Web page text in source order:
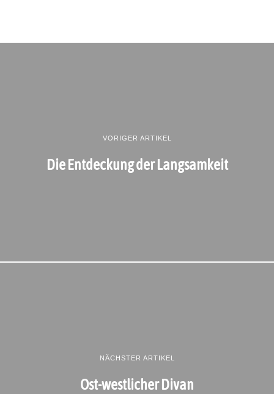
VORIGER ARTIKEL
Die Entdeckung der Langsamkeit
NÄCHSTER ARTIKEL
Ost-westlicher Divan